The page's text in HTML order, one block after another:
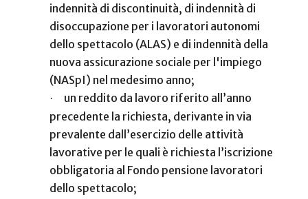
indennità di discontinuità, di indennità di
disoccupazione per i lavoratori autonomi
dello spettacolo (ALAS) e di indennità della
nuova assicurazione sociale per l'impiego
(NASpI) nel medesimo anno;
·
un reddito da lavoro riferito all’anno
precedente la richiesta, derivante in via
prevalente dall’esercizio delle attività
lavorative per le quali è richiesta l’iscrizione
obbligatoria al Fondo pensione lavoratori
dello spettacolo;